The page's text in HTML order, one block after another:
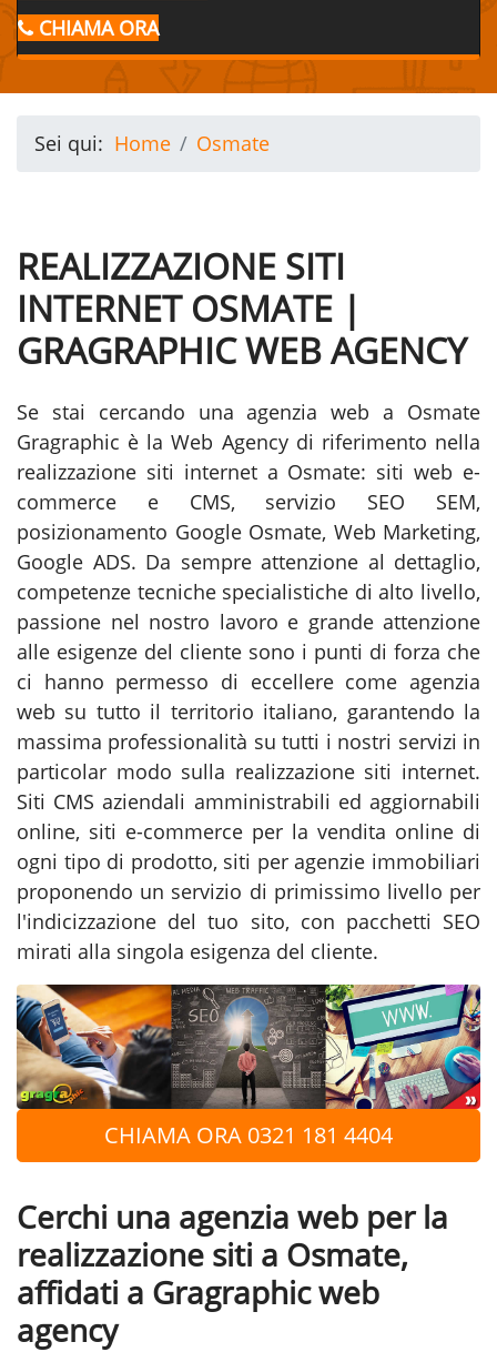
CHIAMA ORA
Sei qui: Home Osmate
REALIZZAZIONE SITI
INTERNET OSMATE |
GRAGRAPHIC WEB AGENCY
Se stai cercando una agenzia web a Osmate
Gragraphic è la Web Agency di riferimento nella
realizzazione siti internet a Osmate: siti web e-
commerce e CMS, servizio SEO SEM,
posizionamento Google Osmate, Web Marketing,
Google ADS. Da sempre attenzione al dettaglio,
competenze tecniche specialistiche di alto livello,
passione nel nostro lavoro e grande attenzione
alle esigenze del cliente sono i punti di forza che
ci hanno permesso di eccellere come agenzia
web su tutto il territorio italiano, garantendo la
massima professionalità su tutti i nostri servizi in
particolar modo sulla realizzazione siti internet.
Siti CMS aziendali amministrabili ed aggiornabili
online, siti e-commerce per la vendita online di
ogni tipo di prodotto, siti per agenzie immobiliari
proponendo un servizio di primissimo livello per
l'indicizzazione del tuo sito, con pacchetti SEO
mirati alla singola esigenza del cliente.
CHIAMA ORA 0321 181 4404
Cerchi una agenzia web per la
realizzazione siti a Osmate,
affidati a Gragraphic web
agency